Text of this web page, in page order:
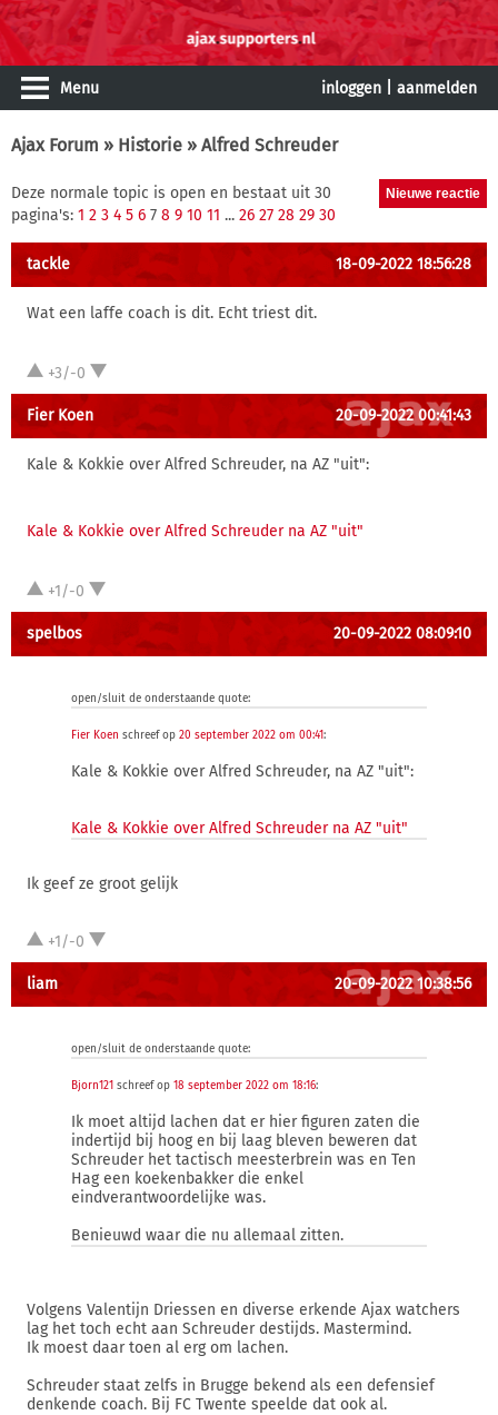
Menu inloggen aanmelden
Ajax Forum » Historie » Alfred Schreuder
Deze normale topic is open en bestaat uit 30
pagina's: 1 2 3 4 5 6 7 8 9 10 11 ... 26 27 28 29 30
tackle 18-09-2022 18:56:28
Wat een laffe coach is dit. Echt triest dit.
+3/-0
Fier Koen 20-09-2022 00:41:43
Kale & Kokkie over Alfred Schreuder, na AZ "uit":
Kale & Kokkie over Alfred Schreuder na AZ "uit"
+1/-0
spelbos 20-09-2022 08:09:10
open/sluit de onderstaande quote:
Fier Koen schreef op 20 september 2022 om 00:41:
Kale & Kokkie over Alfred Schreuder, na AZ "uit":
Kale & Kokkie over Alfred Schreuder na AZ "uit"
Ik geef ze groot gelijk
+1/-0
liam 20-09-2022 10:38:56
open/sluit de onderstaande quote:
Bjorn121 schreef op 18 september 2022 om 18:16:
Ik moet altijd lachen dat er hier figuren zaten die
indertijd bij hoog en bij laag bleven beweren dat
Schreuder het tactisch meesterbrein was en Ten
Hag een koekenbakker die enkel
eindverantwoordelijke was.
Benieuwd waar die nu allemaal zitten.
Volgens Valentijn Driessen en diverse erkende Ajax watchers
lag het toch echt aan Schreuder destijds. Mastermind.
Ik moest daar toen al erg om lachen.
Schreuder staat zelfs in Brugge bekend als een defensief
denkende coach. Bij FC Twente speelde dat ook al.